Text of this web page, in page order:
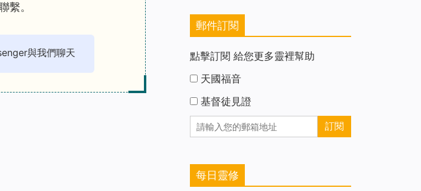
繫。
與我們聊天
郵件訂閱
點擊訂閱 給您更多靈裡幫助
天國福音
基督徒見證
每日靈修